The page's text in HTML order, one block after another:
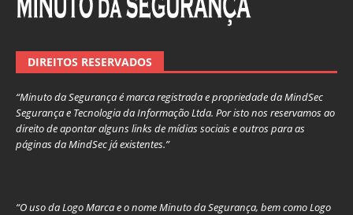
DIREITOS RESERVADOS
“Minuto da Segurança é marca registrada e propriedade da MindSec
Segurança e Tecnologia da Informação Ltda. Por isto nos reservamos ao
direito de apontar alguns links de mídias sociais e outros para as
páginas da MindSec já existentes.”
“O uso da Logo Marca e o nome Minuto da Segurança, bem como Logo